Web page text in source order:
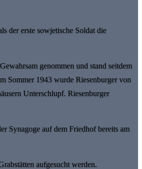
der erste sowjetische Soldat die
genommen und stand seitdem
Sommer 1943 wurde Riesenburger von
Unterschlupf. Riesenburger
Synagoge auf dem Friedhof bereits am
aufgesucht werden.